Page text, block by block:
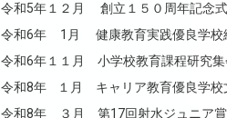
令和5年１２月 創立１５０周年記念
令和6年 1月 健康教育実践優良学校
令和6年１１月 小学校教育課程研究
令和8年 １月 キャリア教育優良学校
令和8年 ３月 第17回射水ジュニア賞